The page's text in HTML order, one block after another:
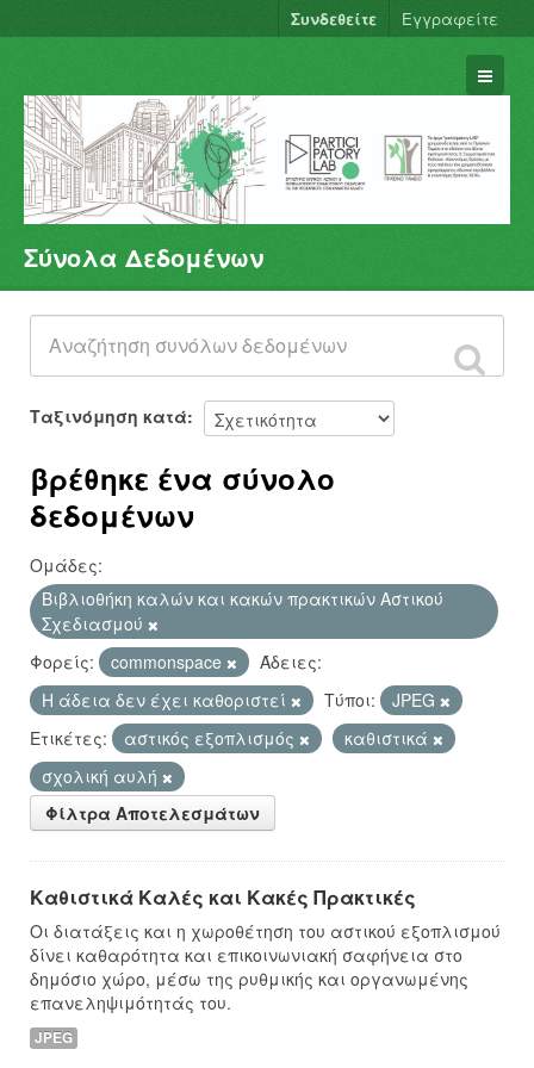
Συνδεθείτε Εγγραφείτε
Σύνολα Δεδομένων
Φορείς
Ομάδες
Σχετικά
Σύνολα Δεδομένων
Ταξινόμηση κατά
βρέθηκε ένα σύνολο
δεδομένων
Ομάδες:
Βιβλιοθήκη καλών και κακών πρακτικών Αστικού
Σχεδιασμού
Φορείς:
commonspace
Άδειες:
Η άδεια δεν έχει καθοριστεί
Τύποι:
JPEG
Ετικέτες:
αστικός εξοπλισμός
καθιστικά
σχολική αυλή
Φίλτρα Αποτελεσμάτων
Καθιστικά Καλές και Κακές Πρακτικές
Οι διατάξεις και η χωροθέτηση του αστικού εξοπλισμού
δίνει καθαρότητα και επικοινωνιακή σαφήνεια στο
δημόσιο χώρο, μέσω της ρυθμικής και οργανωμένης
επανεληψιμότητάς του.
JPEG